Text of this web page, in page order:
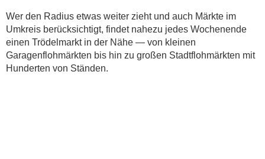
Wer den Radius etwas weiter zieht und auch Märkte im
Umkreis berücksichtigt, findet nahezu jedes Wochenende
einen Trödelmarkt in der Nähe — von kleinen
Garagenflohmärkten bis hin zu großen Stadtflohmärkten mit
Hunderten von Ständen.